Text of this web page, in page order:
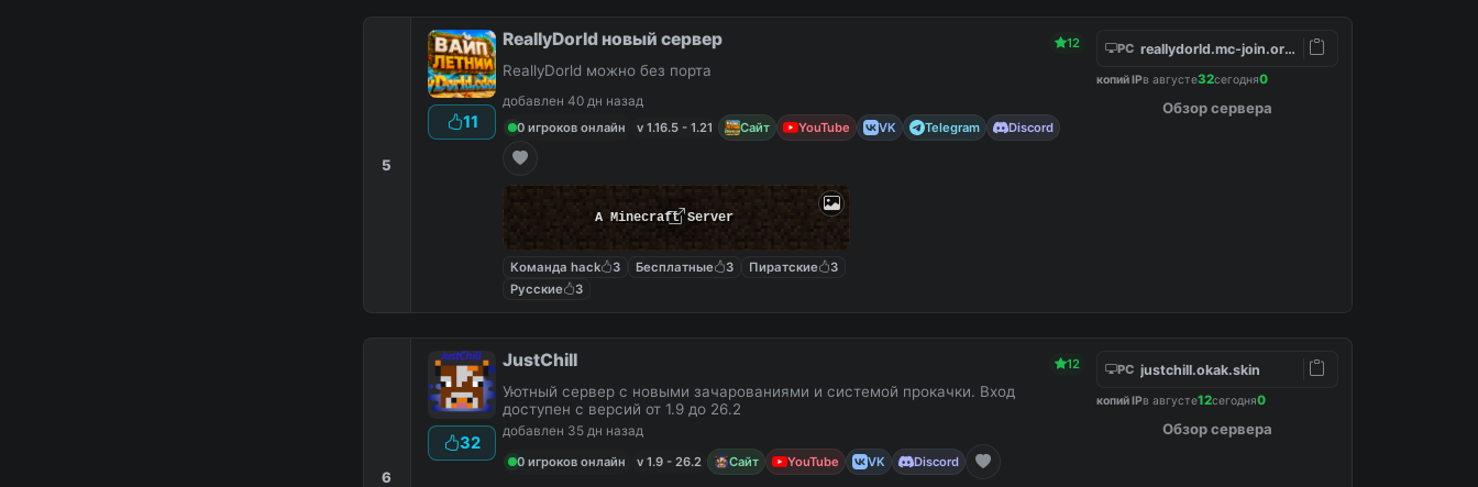
5
11
ReallyDorld новый сервер 12
ReallyDorld можно без порта
добавлен 40 дн назад
0 игроков онлайн
v 1.16.5 - 1.21 Сайт YouTube VK Telegram Discord
A Minecraft Server
Команда hack 3 Бесплатные 3 Пиратские
3
Русские
3
PC reallydorld.mc-join.org:30186
копий IPв августе32сегодня0
Обзор сервера
6
32
JustChill 12
Уютный сервер с новыми зачарованиями и системой прокачки. Вход
доступен с версий от 1.9 до 26.2
добавлен 35 дн назад
0 игроков онлайн
v 1.9 - 26.2 Сайт YouTube VK Discord
PC justchill.okak.skin
копий IPв августе12сегодня0
Обзор сервера